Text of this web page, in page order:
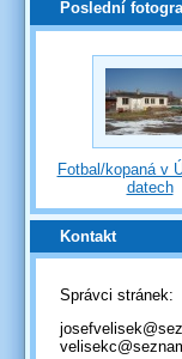
Poslední
Fotbal/kopaná v
datech
Kontakt
Správci stránek: